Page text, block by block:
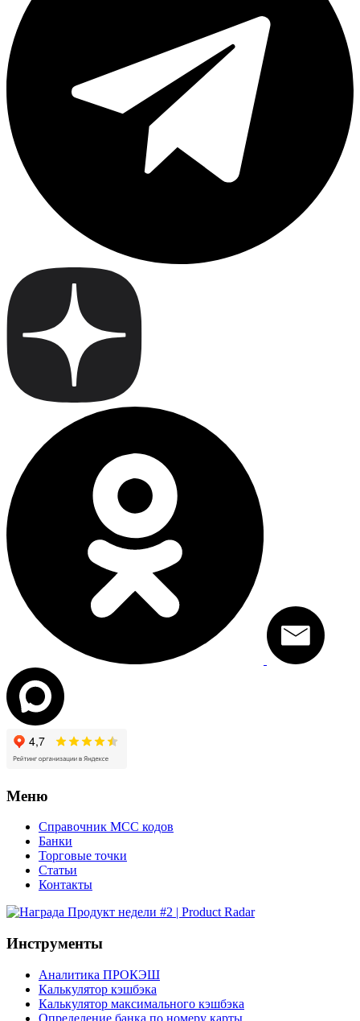
Меню
Справочник MCC кодов
Банки
Торговые точки
Статьи
Контакты
Инструменты
Аналитика ПРОКЭШ
Калькулятор кэшбэка
Калькулятор максимального кэшбэка
Определение банка по номеру карты